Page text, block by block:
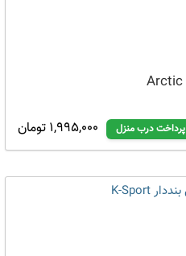
1,995,000 تومان پرداخت درب منزل